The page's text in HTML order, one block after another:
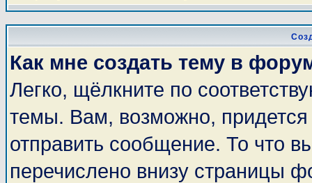
Как мне создать тему в
Легко, щёлкните по
темы. Вам, возможно, придется
отправить сообщение. То что
перечислено внизу страницы